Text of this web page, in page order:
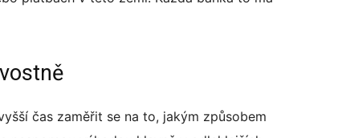
čas zaměřit se na to, jakým způsobem